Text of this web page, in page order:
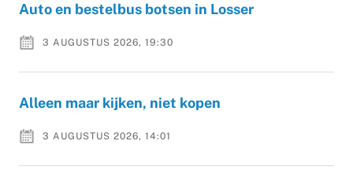
Auto en bestelbus botsen in Losser
3 AUGUSTUS 2026, 19:30
Alleen maar kijken, niet kopen
3 AUGUSTUS 2026, 14:01